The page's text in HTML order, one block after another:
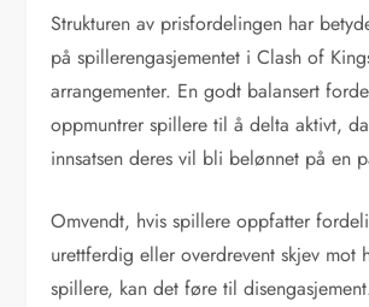
Strukturen av prisfordelingen har
på spillerengasjementet i Clash of
arrangementer. En godt balansert
oppmuntrer spillere til å delta aktivt,
innsatsen deres vil bli belønnet på en
Omvendt, hvis spillere oppfatter
urettferdig eller overdrevent skjev mot
spillere, kan det føre til